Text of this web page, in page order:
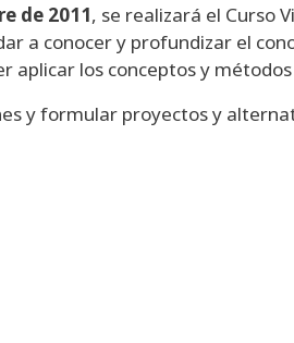
de 2011, se realizará el Curso
a conocer y profundizar el
los conceptos y
y formular proyectos y